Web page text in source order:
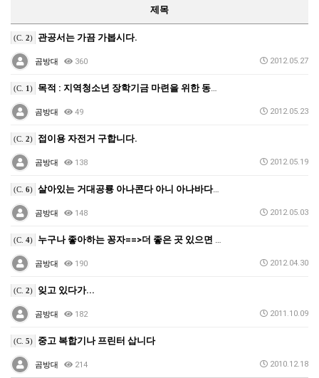
제목
(C. 2) 관공서는 가끔 가봅시다.
곰방대 360 2012.05.27
(C. 1) 목적 : 지역청소년 장학기금 마련을 위한 동수바자회
곰방대 49 2012.05.23
(C. 2) 접이용 자전거 구합니다.
곰방대 138 2012.05.19
(C. 6) 살아있는 거대공룡 아나콘다 아니 아나바다여 영원하라. …
곰방대 148 2012.05.03
(C. 4) 누구나 좋아하는 꽁자==>더 좋은 곳 있으면 갈켜줘요.…
곰방대 190 2012.04.30
(C. 2) 잊고 있다가...
곰방대 182 2011.10.09
(C. 5) 중고 복합기나 프린터 삽니다
곰방대 214 2010.12.18